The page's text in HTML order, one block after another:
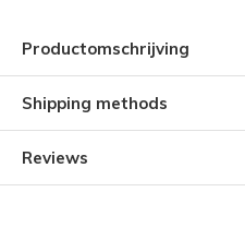
Productomschrijving
Shipping methods
Reviews